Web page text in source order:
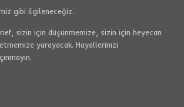
gibi ilgileneceğiz.
sizin için düşünmemize, sizin için heyecan
yarayacak. Hayallerinizi